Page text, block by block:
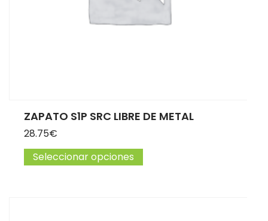
ZAPATO S1P SRC LIBRE DE METAL
28.75€
Seleccionar opciones